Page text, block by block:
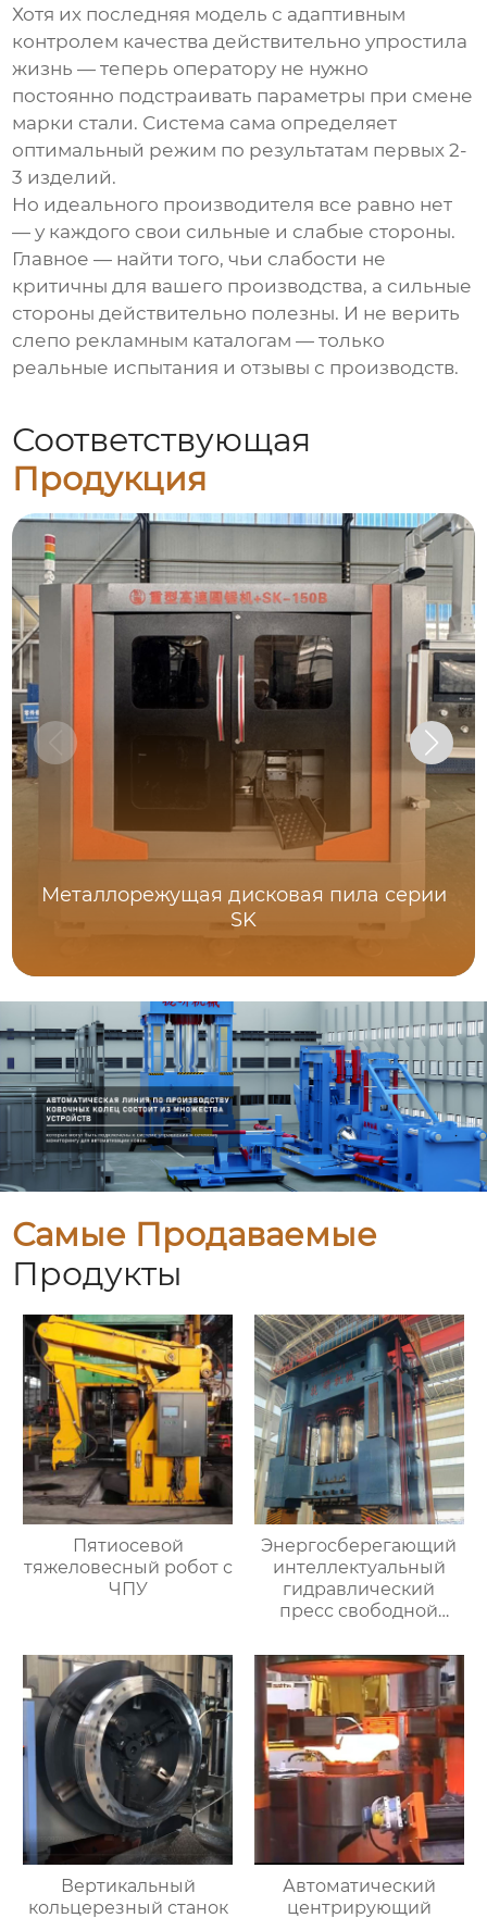
Хотя их последняя модель с адаптивным
контролем качества действительно упростила
жизнь — теперь оператору не нужно
постоянно подстраивать параметры при смене
марки стали. Система сама определяет
оптимальный режим по результатам первых 2-
3 изделий.
Но идеального производителя все равно нет
— у каждого свои сильные и слабые стороны.
Главное — найти того, чьи слабости не
критичны для вашего производства, а сильные
стороны действительно полезны. И не верить
слепо рекламным каталогам — только
реальные испытания и отзывы с производств.
Соответствующая
Продукция
Металлорежущая дисковая пила серии
SK
Самые Продаваемые
Продукты
Пятиосевой
тяжеловесный робот с
ЧПУ
Энергосберегающий
интеллектуальный
гидравлический
пресс свободной
Вертикальный
кольцерезный станок
Автоматический
центрирующий